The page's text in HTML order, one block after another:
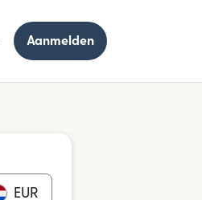
Aanmelden
EUR